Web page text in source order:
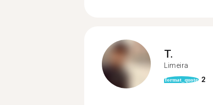
T.
Limeira
format_quote 2